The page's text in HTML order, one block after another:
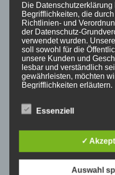
KATEGORIEN
Aktuelle Fakten und
Aktuelles vom MP
Allgemein
Impulse zur
Training und
Die Datenschutzerklärung
Begrifflichkeiten, die
Richtlinien- und
der Datenschutz-
verwendet wurden.
soll sowohl für die
unsere Kunden und
lesbar und verständlich
gewährleisten, möchten
Begrifflichkeiten erläutern.
Wir verwenden in dieser
Essenziell
✓
Auswahl